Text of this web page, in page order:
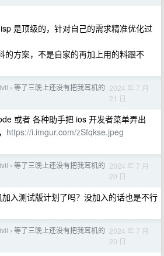
是顶级的，针对自己的需求精准优化过
的方案，不是自家的再加上用的料跟不
› 等了三晚上还没有把我耳机的 2024 年 7 月
21 日
或者 各种助手把 ios 开发者菜单弄出
https://i.imgur.com/zSfqkse.jpeg
› 等了三晚上还没有把我耳机的 2024 年 7 月
20 日
入测试版计划了吗？没加入的话也是不行
› 等了三晚上还没有把我耳机的 2024 年 7 月
20 日